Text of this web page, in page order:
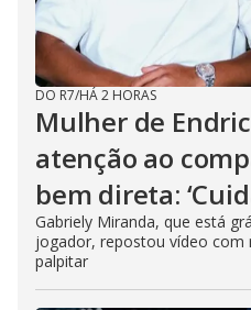
DO R7/HÁ 2 HORAS
Mulher de
atenção ao
bem direta:
Gabriely Miranda, que está
jogador, repostou vídeo com
palpitar